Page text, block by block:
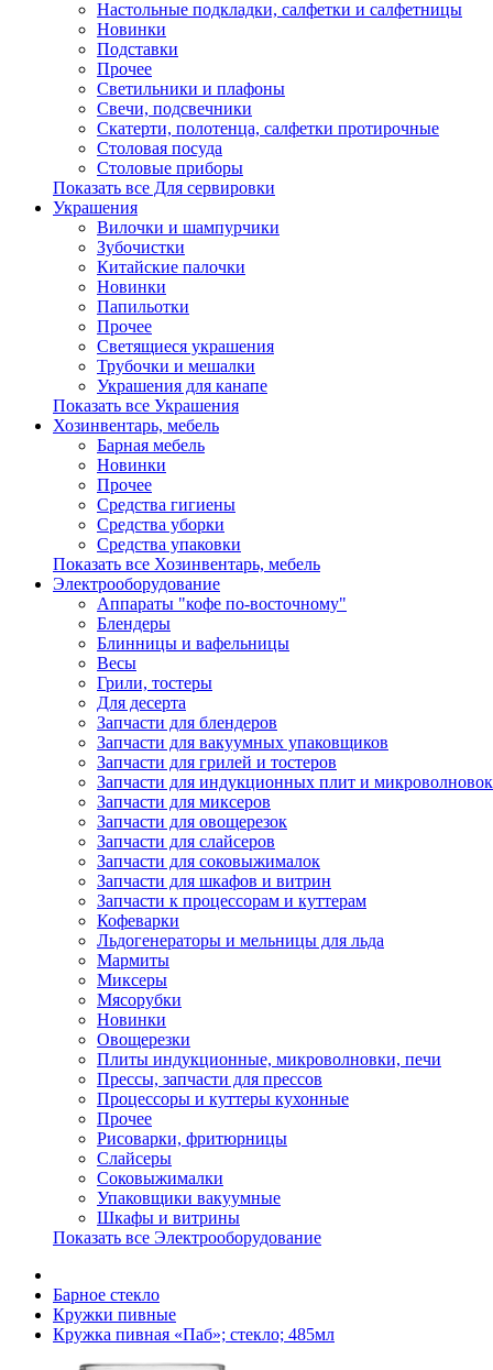
Настольные подкладки, салфетки и салфетницы
Новинки
Подставки
Прочее
Светильники и плафоны
Свечи, подсвечники
Скатерти, полотенца, салфетки протирочные
Столовая посуда
Столовые приборы
Показать все Для сервировки
Украшения
Вилочки и шампурчики
Зубочистки
Китайские палочки
Новинки
Папильотки
Прочее
Светящиеся украшения
Трубочки и мешалки
Украшения для канапе
Показать все Украшения
Хозинвентарь, мебель
Барная мебель
Новинки
Прочее
Средства гигиены
Средства уборки
Средства упаковки
Показать все Хозинвентарь, мебель
Электрооборудование
Аппараты "кофе по-восточному"
Блендеры
Блинницы и вафельницы
Весы
Грили, тостеры
Для десерта
Запчасти для блендеров
Запчасти для вакуумных упаковщиков
Запчасти для грилей и тостеров
Запчасти для индукционных плит и микроволновок
Запчасти для миксеров
Запчасти для овощерезок
Запчасти для слайсеров
Запчасти для соковыжималок
Запчасти для шкафов и витрин
Запчасти к процессорам и куттерам
Кофеварки
Льдогенераторы и мельницы для льда
Мармиты
Миксеры
Мясорубки
Новинки
Овощерезки
Плиты индукционные, микроволновки, печи
Прессы, запчасти для прессов
Процессоры и куттеры кухонные
Прочее
Рисоварки, фритюрницы
Слайсеры
Соковыжималки
Упаковщики вакуумные
Шкафы и витрины
Показать все Электрооборудование
Барное стекло
Кружки пивные
Кружка пивная «Паб»; стекло; 485мл